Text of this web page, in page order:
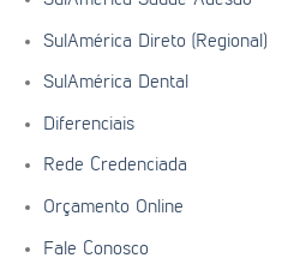
SulAmérica Direto (Regional)
SulAmérica Dental
Diferenciais
Rede Credenciada
Orçamento Online
Fale Conosco